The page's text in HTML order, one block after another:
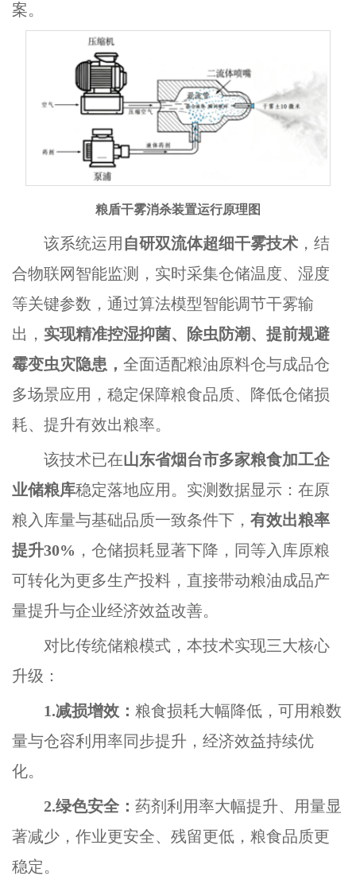
案。
粮盾干雾消杀装置运行原理图
该系统运用自研双流体超细干雾技术 ，结
合物联网智能监测，实时采集仓储温度、湿度
等关键参数，通过算法模型智能调节干雾输
出， 实现精准控湿抑菌、除虫防潮、提前规避
霉变虫灾隐患， 全面适配粮油原料仓与成品仓
多场景应用，稳定保障粮食品质、降低仓储损
耗、提升有效出粮率。
该技术已在山东省烟台市多家粮食加工企
业储粮库稳定落地应用。实测数据显示：在原
粮入库量与基础品质一致条件下， 有效出粮率
提升30% ，仓储损耗显著下降，同等入库原粮
可转化为更多生产投料，直接带动粮油成品产
量提升与企业经济效益改善。
对比传统储粮模式，本技术实现三大核心
升级：
1.减损增效： 粮食损耗大幅降低，可用粮数
量与仓容利用率同步提升，经济效益持续优
化。
2.绿色安全： 药剂利用率大幅提升、用量显
著减少，作业更安全、残留更低，粮食品质更
稳定。